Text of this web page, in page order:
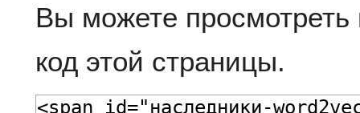
Вы можете просмотреть
код этой страницы.